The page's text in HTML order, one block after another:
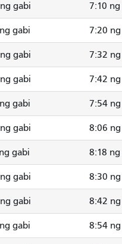
gabi 7:10
gabi 7:20
gabi 7:32
gabi 7:42
gabi 7:54
gabi 8:06
gabi 8:18
gabi 8:30
gabi 8:42
gabi 8:54